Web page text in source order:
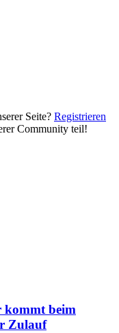
Seite? Registrieren
Community teil!
kommt beim
Zulauf